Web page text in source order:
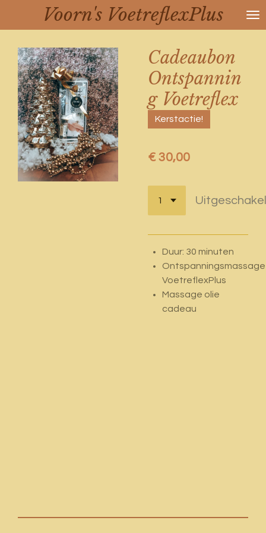
hoofdinhoud
Voorn's VoetreflexPlus
Cadeaubon
Ontspannin
g Voetreflex
Kerstactie!
€ 30,00
Duur: 30 minuten
Ontspanningsmassage
VoetreflexPlus
Massage olie
cadeau